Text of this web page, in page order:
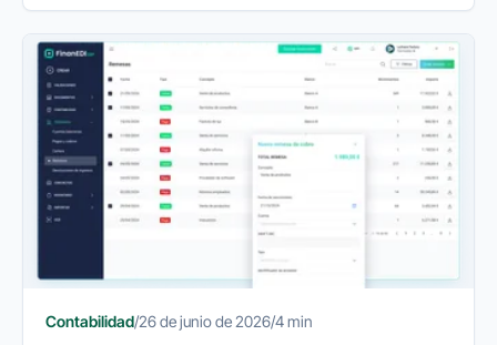
Contabilidad/26 de junio de 2026/4 min